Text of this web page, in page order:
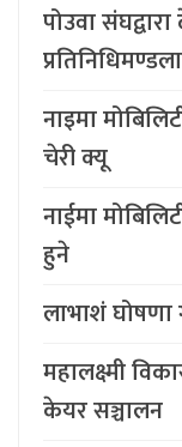
पोउवा
नाइमा
चेरी क्यू
नाईमा
हुने
लाभाशं घोषणा
महालक्ष्मी
केयर सञ्चालन